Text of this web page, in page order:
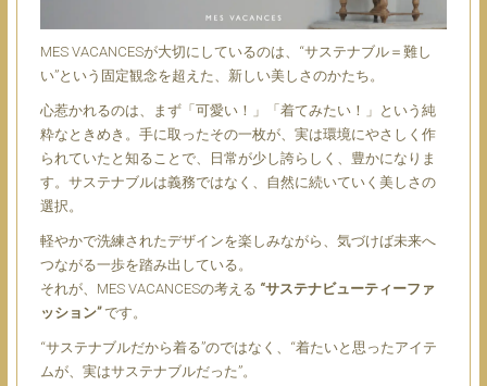
MES VACANCESが大切にしているのは、“サステナブル＝難し
い”という固定観念を超えた、新しい美しさのかたち。
心惹かれるのは、まず「可愛い！」「着てみたい！」という純
粋なときめき。手に取ったその一枚が、実は環境にやさしく作
られていたと知ることで、日常が少し誇らしく、豊かになりま
す。サステナブルは義務ではなく、自然に続いていく美しさの
選択。
軽やかで洗練されたデザインを楽しみながら、気づけば未来へ
つながる一歩を踏み出している。
それが、MES VACANCESの考える “サステナビューティーファ
ッション”です。
“サステナブルだから着る”のではなく、“着たいと思ったアイテ
ムが、実はサステナブルだった”。